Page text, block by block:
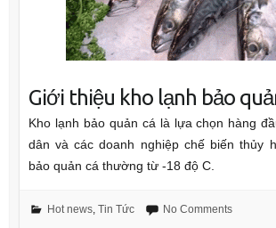
Giới thiệu kho lạnh bảo
Kho lạnh bảo quản cá là lựa chọn hàng
dân và các doanh nghiệp chế biến thủy
bảo quản cá thường từ -18 độ C.
Hot news, Tin Tức No Comments